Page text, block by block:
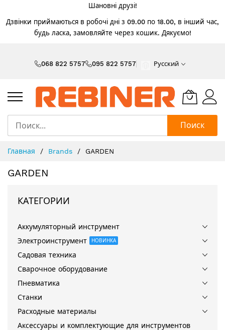
Шановні друзі!
Дзвінки приймаються в робочі дні з 09.00 по 18.00, в інший час,
будь ласка, замовляйте через кошик. Дякуємо!
068 822 5757 095 822 5757 Русский
Поиск
Главная Brands GARDEN
GARDEN
КАТЕГОРИИ
Аккумуляторный инструмент
Электроинструмент
НОВИНКА
Садовая техника
Сварочное оборудование
Пневматика
Станки
Расходные материалы
Аксессуары и комплектующие для инструментов